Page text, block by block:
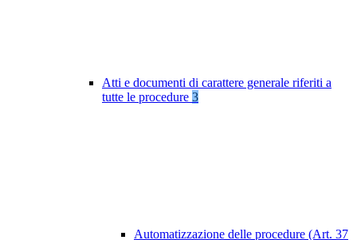
Atti e documenti di carattere generale riferiti a
tutte le procedure 3
Automatizzazione delle procedure (Art. 37